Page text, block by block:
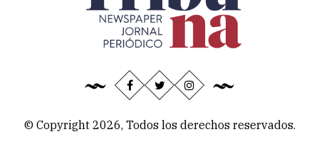
© Copyright 2026, Todos los derechos reservados.